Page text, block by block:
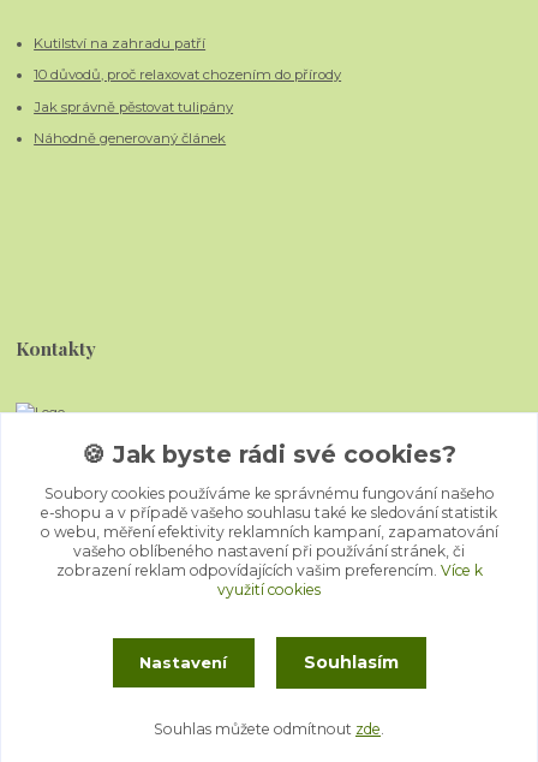
Kutilství na zahradu patří
10 důvodů, proč relaxovat chozením do přírody
Jak správně pěstovat tulipány
Náhodně generovaný článek
Kontakty
Kristýna Šindelářová
eniade.jewels@gmail.com
Vytvořeno na Eshop-rychle.cz
🍪 Jak byste rádi své cookies?
Soubory cookies používáme ke správnému fungování našeho
e-shopu a v případě vašeho souhlasu také ke sledování statistik
o webu, měření efektivity reklamních kampaní, zapamatování
vašeho oblíbeného nastavení při používání stránek, či
zobrazení reklam odpovídajících vašim preferencím. Více k
využití cookies
Nastavení Souhlasím
Souhlas můžete odmítnout zde